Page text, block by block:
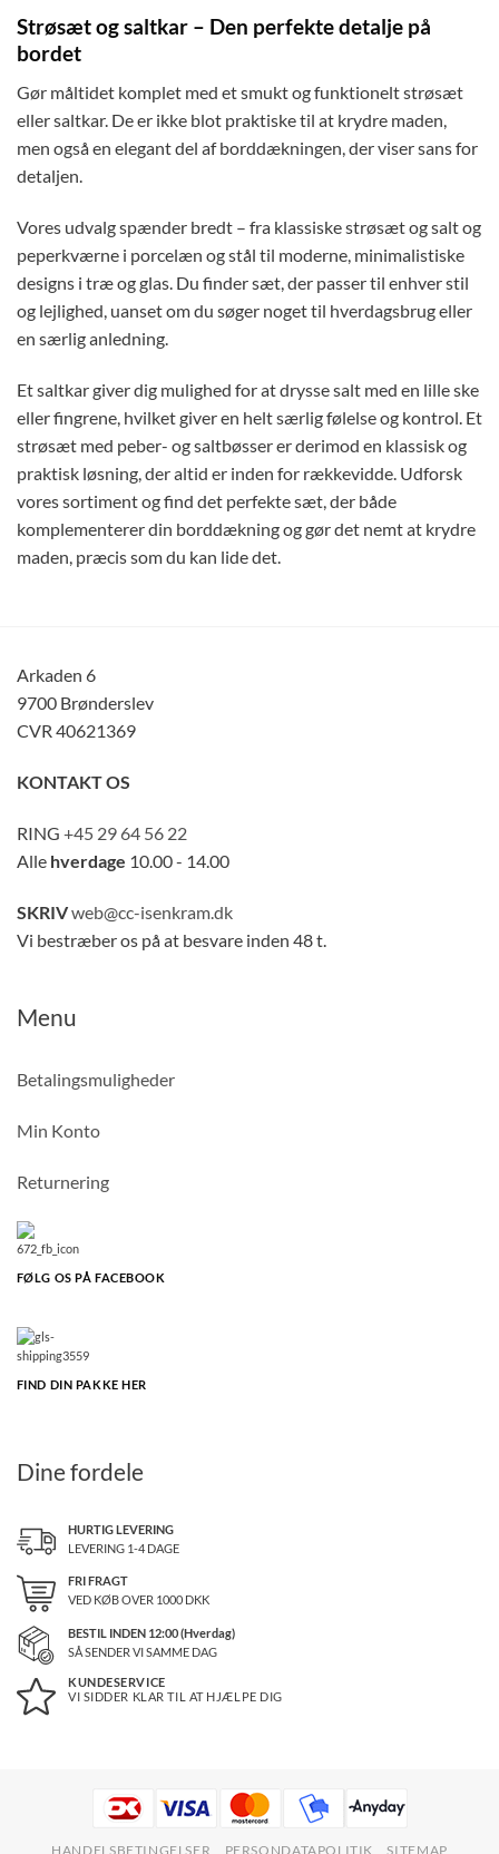
Strøsæt og saltkar – Den perfekte detalje på
bordet
Gør måltidet komplet med et smukt og funktionelt strøsæt
eller saltkar. De er ikke blot praktiske til at krydre maden,
men også en elegant del af borddækningen, der viser sans for
detaljen.
Vores udvalg spænder bredt – fra klassiske strøsæt og salt og
peperkværne i porcelæn og stål til moderne, minimalistiske
designs i træ og glas. Du finder sæt, der passer til enhver stil
og lejlighed, uanset om du søger noget til hverdagsbrug eller
en særlig anledning.
Et saltkar giver dig mulighed for at drysse salt med en lille ske
eller fingrene, hvilket giver en helt særlig følelse og kontrol. Et
strøsæt med peber- og saltbøsser er derimod en klassisk og
praktisk løsning, der altid er inden for rækkevidde. Udforsk
vores sortiment og find det perfekte sæt, der både
komplementerer din borddækning og gør det nemt at krydre
maden, præcis som du kan lide det.
Arkaden 6
9700 Brønderslev
CVR 40621369
KONTAKT OS
RING +45 29 64 56 22
Alle hverdage 10.00 - 14.00
SKRIVweb@cc-isenkram.dk
Vi bestræber os på at besvare inden 48 t.
Menu
Betalingsmuligheder
Min Konto
Returnering
FØLG OS PÅ FACEBOOK
FIND DIN PAKKE HER
Dine fordele
HURTIG LEVERING
LEVERING 1-4 DAGE
FRI FRAGT
VED KØB OVER 1000DKK
BESTIL INDEN 12:00 (Hverdag)
SÅ SENDER VI SAMME DAG
KUNDESERVICE
VI SIDDER KLAR TIL AT HJÆLPE DIG
HANDELSBETINGELSER PERSONDATAPOLITIK SITEMAP